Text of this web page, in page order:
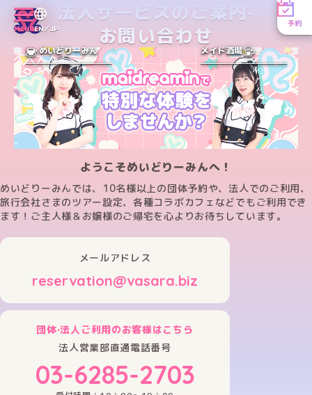
MENUEN／JP
予約
めいどりーみん メイド酒場
法人サービスのご案内·
お問い合わせ
ようこそめいどりーみんへ！
めいどりーみんでは、10名様以上の団体予約や、法人でのご利用、
旅行会社さまのツアー設定、各種コラボカフェなどでもご利用でき
ます！ご主人様＆お嬢様のご帰宅を心よりお待ちしています。
メールアドレス
reservation@vasara.biz
団体·法人ご利用のお客様はこちら
法人営業部直通電話番号
03-6285-2703